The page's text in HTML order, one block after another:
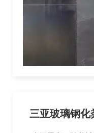
三亚玻璃钢